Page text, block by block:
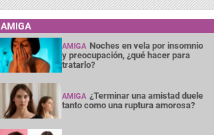
AMIGA
AMIGA Noches en vela por insomnio
y preocupación, ¿qué hacer para
tratarlo?
AMIGA ¿Terminar una amistad duele
tanto como una ruptura amorosa?